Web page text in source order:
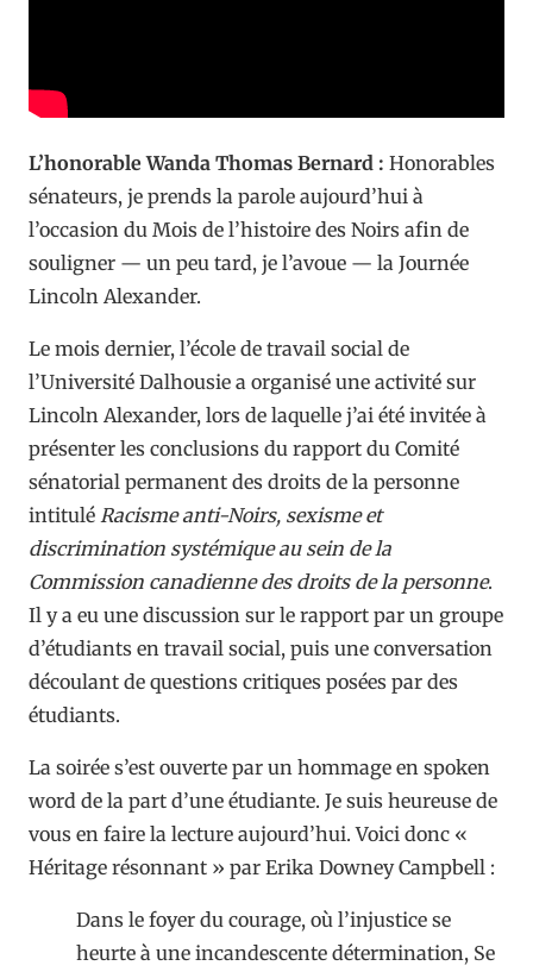
L’honorable Wanda Thomas Bernard : Honorables
sénateurs, je prends la parole aujourd’hui à
l’occasion du Mois de l’histoire des Noirs afin de
souligner — un peu tard, je l’avoue — la Journée
Lincoln Alexander.
Le mois dernier, l’école de travail social de
l’Université Dalhousie a organisé une activité sur
Lincoln Alexander, lors de laquelle j’ai été invitée à
présenter les conclusions du rapport du Comité
sénatorial permanent des droits de la personne
intitulé Racisme anti-Noirs, sexisme et
discrimination systémique au sein de la
Commission canadienne des droits de la personne.
Il y a eu une discussion sur le rapport par un groupe
d’étudiants en travail social, puis une conversation
découlant de questions critiques posées par des
étudiants.
La soirée s’est ouverte par un hommage en spoken
word de la part d’une étudiante. Je suis heureuse de
vous en faire la lecture aujourd’hui. Voici donc «
Héritage résonnant » par Erika Downey Campbell :
Dans le foyer du courage, où l’injustice se
heurte à une incandescente détermination, Se